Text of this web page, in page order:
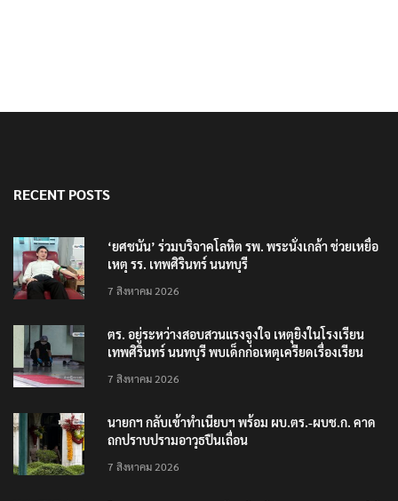
RECENT POSTS
‘ยศชนัน’ ร่วมบริจาคโลหิต รพ. พระนั่งเกล้า ช่วยเหยื่อ
เหตุ รร. เทพศิรินทร์ นนทบุรี
7 สิงหาคม 2026
ตร. อยู่ระหว่างสอบสวนแรงจูงใจ เหตุยิงในโรงเรียน
เทพศิรินทร์ นนทบุรี พบเด็กก่อเหตุเครียดเรื่องเรียน
7 สิงหาคม 2026
นายกฯ กลับเข้าทำเนียบฯ พร้อม ผบ.ตร.-ผบช.ก. คาด
ถกปราบปรามอาวุธปืนเถื่อน
7 สิงหาคม 2026